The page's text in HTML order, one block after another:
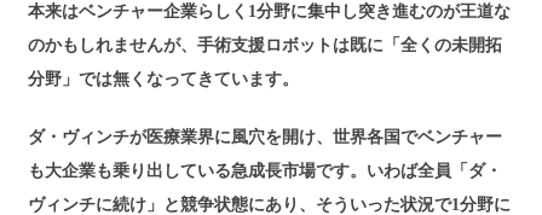
本来はベンチャー企業らしく1分野に集中し突き進むのが王道な
のかもしれませんが、手術支援ロボットは既に「全くの未開拓
分野」では無くなってきています。
ダ・ヴィンチが医療業界に風穴を開け、世界各国でベンチャー
も大企業も乗り出している急成長市場です。いわば全員「ダ・
ヴィンチに続け」と競争状態にあり、そういった状況で1分野に